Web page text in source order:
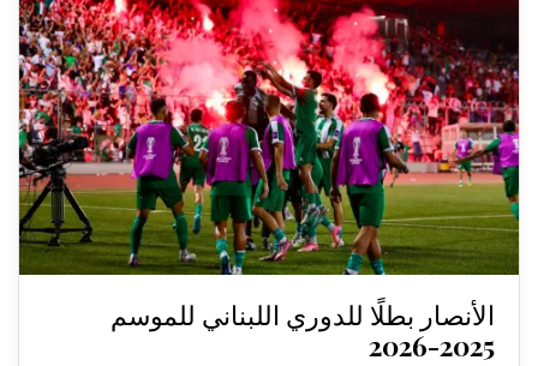
الأنصار بطلًا للدوري اللبناني للموسم
2025-2026